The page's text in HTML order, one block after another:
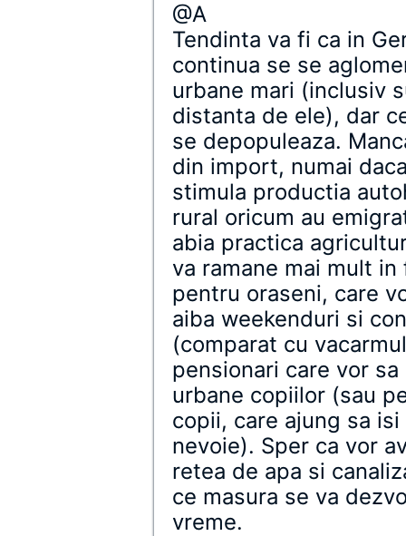
@A
Tendinta va fi ca in
continua se se
urbane mari (inclusiv
distanta de ele), dar
se depopuleaza.
din import, numai
stimula productia
rural oricum au
abia practica
va ramane mai mult
pentru oraseni, care
aiba weekenduri si
(comparat cu
pensionari care vor
urbane copiilor (sau
copii, care ajung sa
nevoie). Sper ca vor
retea de apa si
ce masura se va
vreme.